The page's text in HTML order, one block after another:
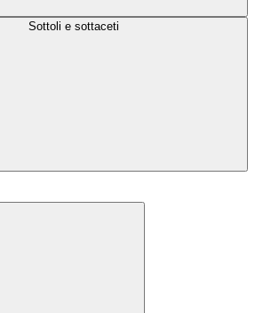
Sottoli e sottaceti